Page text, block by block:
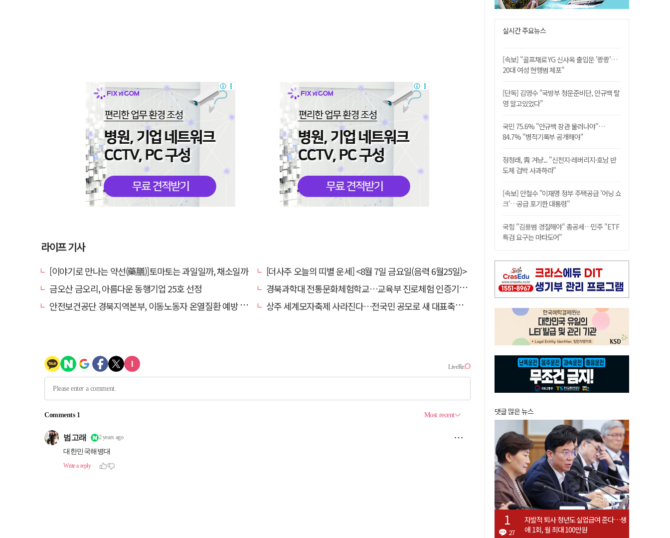
라이프 기사
[이야기로 만나는 약선(藥膳)]토마토는 과일일까, 채소일까
[더사주 오늘의 띠별 운세] <8월 7일 금요일(음력 6월25일)>
금오산 금오리, 아름다운 동행기업 25호 선정
경북과학대 전통문화체험학교…교육부 진로체험 인증기관 선정
안전보건공단 경북지역본부, 이동노동자 온열질환 예방 캠페인
상주 세계모자축제 사라진다…전국민 공모로 새 대표축제 발굴 나서
실시간 주요뉴스
[속보] "골프채로 YG 신사옥 출입문 '쾅쾅'…
20대 여성 현행범 체포"
[단독] 김영수 "국방부 청문준비단, 안규백 탈
영 알고있었다"
국민 75.6% "안규백 장관 물러나야"…
84.7% "병적기록부 공개해야"
정청래, 靑 겨냥... "신천지·레버리지·호남 반
도체 겁박 사과하라"
[속보] 안철수 "이재명 정부 주택공급 '어닝 쇼
크'…공급 포기한 대통령"
국힘 "김용범 경질해야" 총공세…민주 "ETF
특검 요구는 마타도어"
댓글 많은 뉴스
27
자발적 퇴사 청년도 실업급여 준다…생
애 1회, 월 최대 100만원